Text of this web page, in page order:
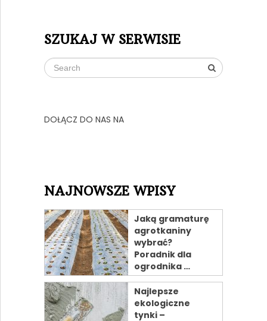
SZUKAJ W SERWISIE
DOŁĄCZ DO NAS NA
NAJNOWSZE WPISY
Jaką gramaturę
agrotkaniny
wybrać?
Poradnik dla
ogrodnika …
Najlepsze
ekologiczne
tynki –